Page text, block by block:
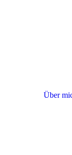
Über